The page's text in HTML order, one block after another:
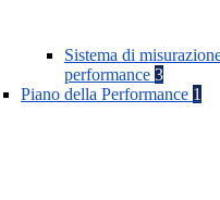
Sistema di
performance 3
Piano della Performance 1